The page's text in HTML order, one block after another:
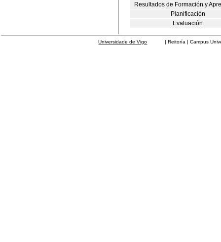
Resultados de Formación y
Planificación
Evaluación
Universidade de Vigo | Reitoría | Campus